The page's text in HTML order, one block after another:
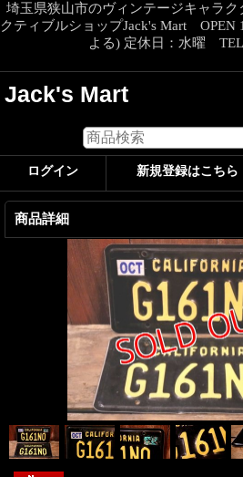
埼玉県狭山市のヴィンテージキャラ
クティブルショップJack's Mart OPEN
よる) 定休日：水曜 TEL
Jack's Mart
ログイン 新規登録はこちら
商品詳細